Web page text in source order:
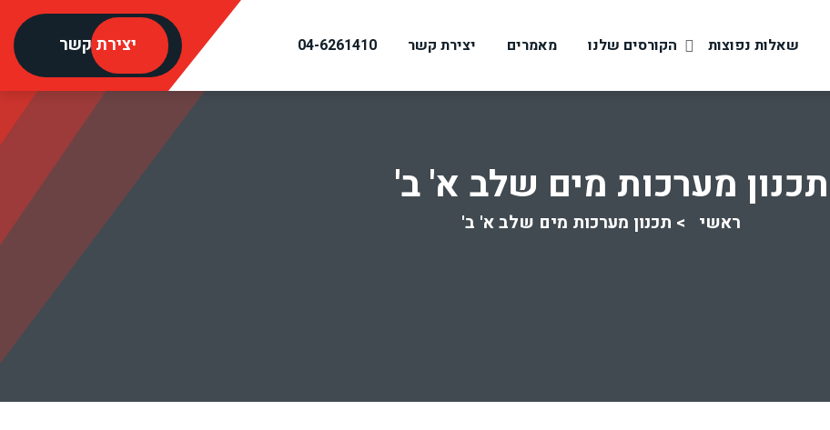
שאלות נפוצות הקורסים שלנו מאמרים יצירת קשר 04-6261410 יצירת קשר
תכנון מערכות מים שלב א' ב'
ראשי תכנון מערכות מים שלב א' ב'